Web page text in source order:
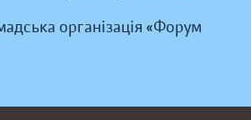
організація «Форум